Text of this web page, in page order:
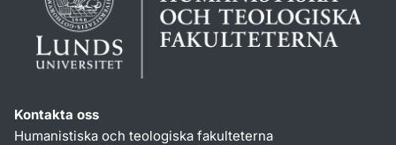
Kontakta oss
Humanistiska och teologiska fakulteterna